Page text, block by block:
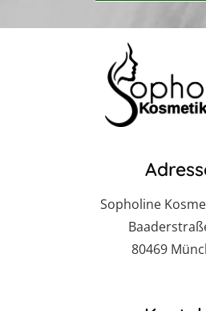
Sopholine
80469